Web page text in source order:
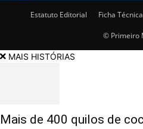
Estatuto Editorial Ficha Técnica
© Primeiro
MAIS HISTÓRIAS
Mais de 400 quilos de